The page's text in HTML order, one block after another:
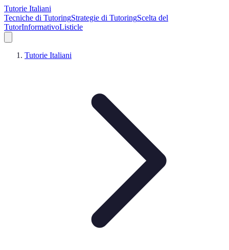
Tutorie Italiani
Tecniche di TutoringStrategie di TutoringScelta del
TutorInformativoListicle
Tutorie Italiani